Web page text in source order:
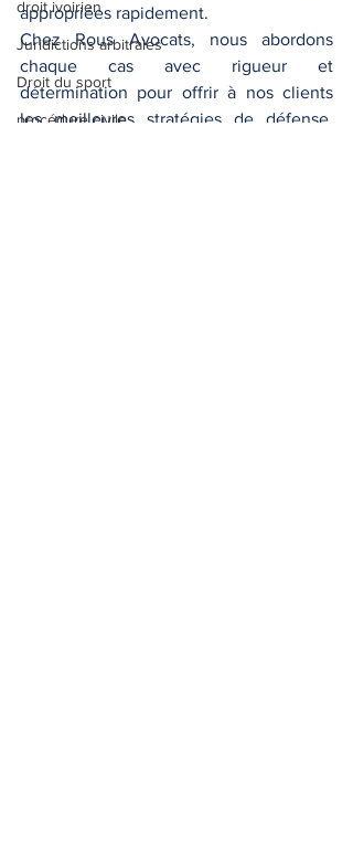
droit ivoirien
Juridictions arbitrales
Droit du sport
procédure civile
appropriées rapidement.
Chez Rous Avocats, nous abordons
chaque cas avec rigueur et
détermination pour offrir à nos clients
les meilleures stratégies de défense.